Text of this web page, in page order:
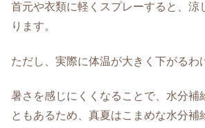
首元や衣類に軽くスプレーすると、涼
ります。
ただし、実際に体温が大きく下がるわ
暑さを感じにくくなることで、水分補
ともあるため、真夏はこまめな水分補